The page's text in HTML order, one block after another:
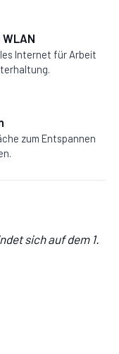
Internet für Arbeit
zum Entspannen
sich auf dem 1.